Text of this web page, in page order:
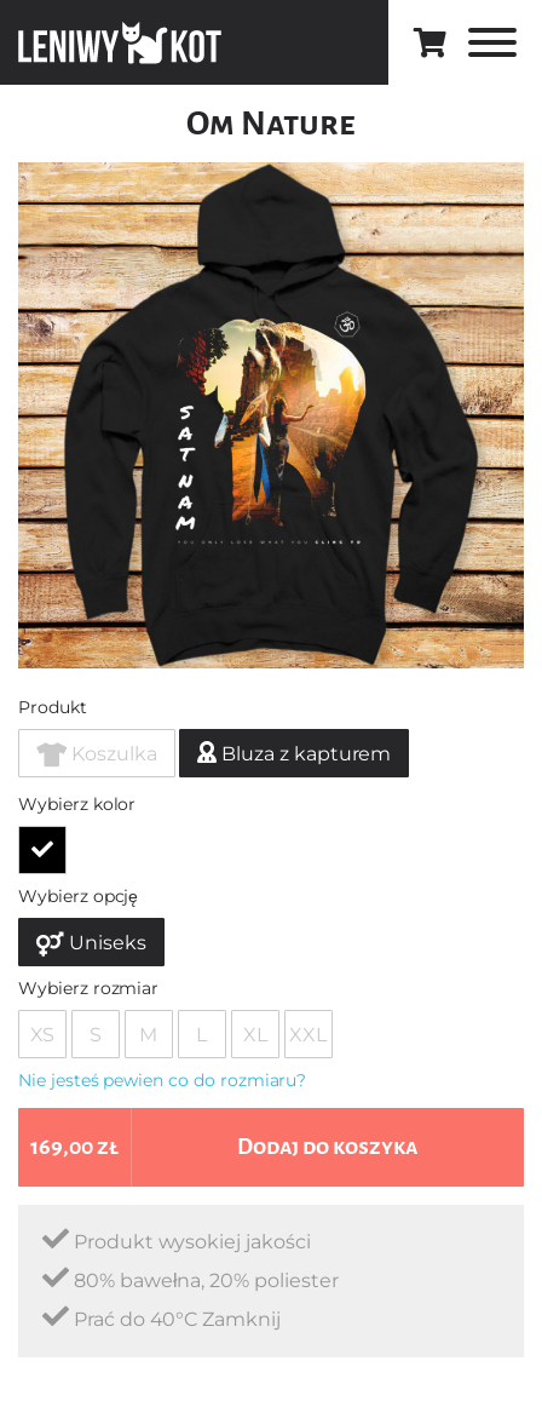
Om Nature
Produkt
Koszulka Bluza z kapturem
Wybierz kolor
Wybierz opcję
Uniseks
Wybierz rozmiar
XS S M L XL XXL
Nie jesteś pewien co do rozmiaru?
169,00 zł Dodaj do koszyka
Produkt wysokiej jakości
80% bawełna, 20% poliester
Prać do 40°C Zamknij